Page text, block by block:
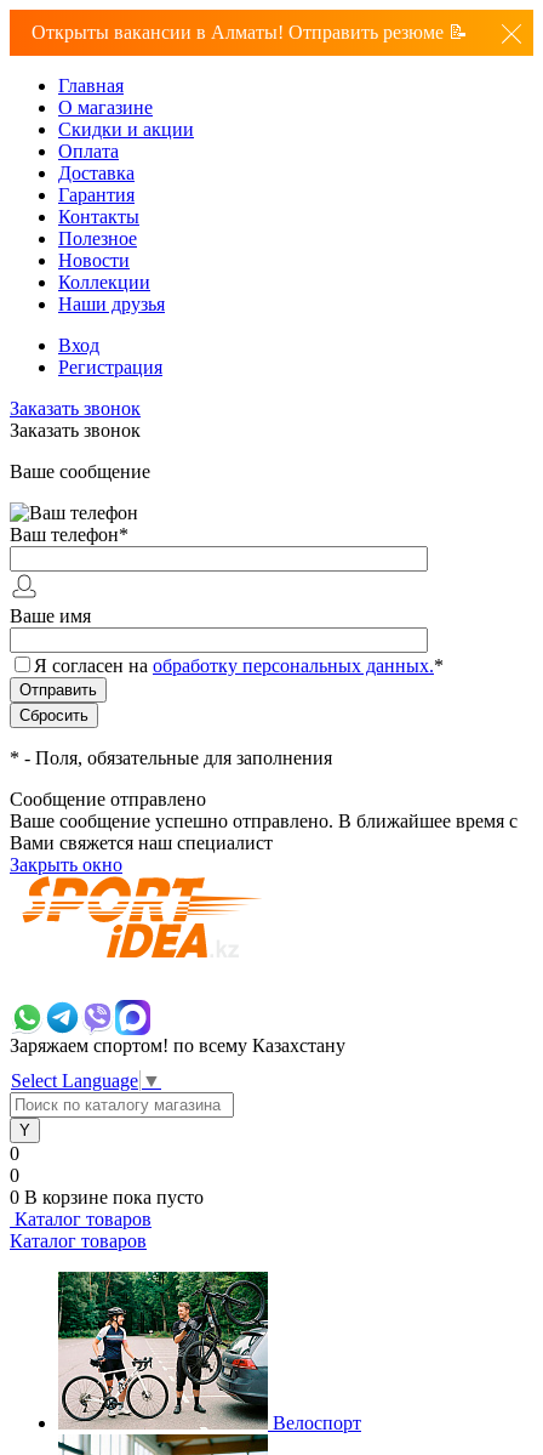
Открыты вакансии в Алматы! Отправить резюме 📝
Главная
О магазине
Скидки и акции
Оплата
Доставка
Гарантия
Контакты
Полезное
Новости
Коллекции
Наши друзья
Вход
Регистрация
Заказать звонок
Заказать звонок
Ваше сообщение
Ваш телефон*
Ваше имя
Я согласен на обработку персональных данных.*
* - Поля, обязательные для заполнения
Сообщение отправлено
Ваше сообщение успешно отправлено. В ближайшее время с
Вами свяжется наш специалист
Закрыть окно
Заряжаем спортом! по всему Казахстану
Select Language ▼
0
0
0 В корзине пока пусто
Каталог товаров
Каталог товаров
Велоспорт